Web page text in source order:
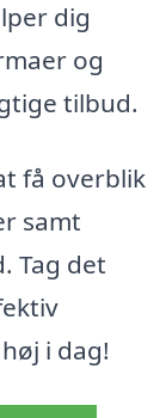
dig
og
tilbud.
få overblik
samt
Tag det
i dag!